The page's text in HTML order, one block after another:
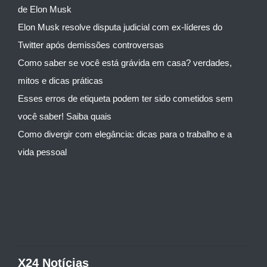
de Elon Musk
Elon Musk resolve disputa judicial com ex-líderes do
Twitter após demissões controversas
Como saber se você está grávida em casa? verdades,
mitos e dicas práticas
Esses erros de etiqueta podem ter sido cometidos sem
você saber! Saiba quais
Como divergir com elegância: dicas para o trabalho e a
vida pessoal
X24 Notícias